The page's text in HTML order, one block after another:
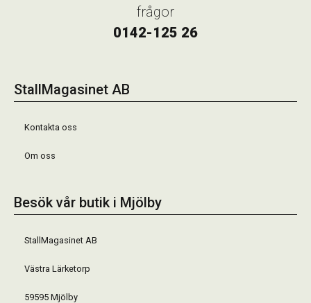
frågor
0142-125 26
StallMagasinet AB
Kontakta oss
Om oss
Besök vår butik i Mjölby
StallMagasinet AB
Västra Lärketorp
59595 Mjölby